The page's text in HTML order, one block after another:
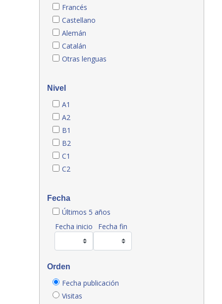
Francés
Castellano
Alemán
Catalán
Otras lenguas
Nivel
A1
A2
B1
B2
C1
C2
Fecha
Últimos 5 años
Fecha inicio
Fecha fin
Orden
Fecha publicación
Visitas